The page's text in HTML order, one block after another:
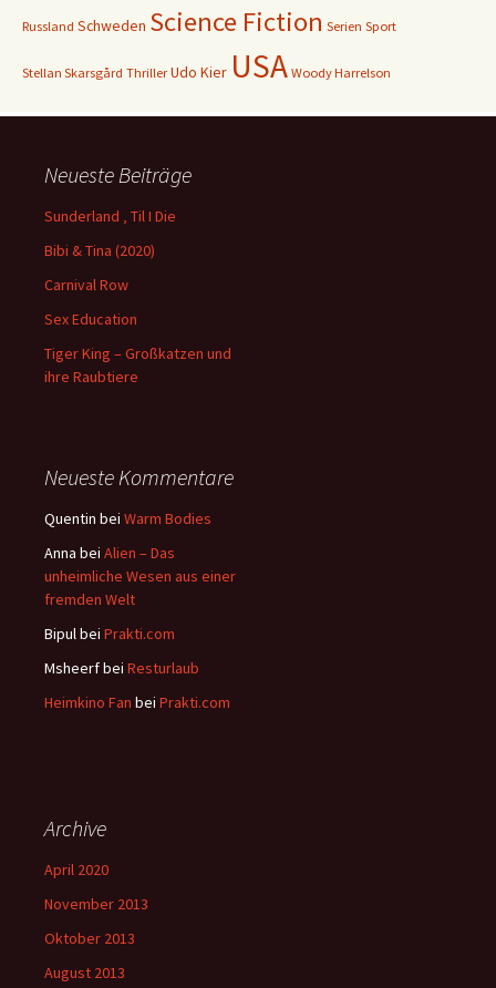
Russland Schweden Science Fiction Serien Sport
Stellan Skarsgård Thriller Udo Kier USA Woody Harrelson
Neueste Beiträge
Sunderland ‚ Til I Die
Bibi & Tina (2020)
Carnival Row
Sex Education
Tiger King – Großkatzen und
ihre Raubtiere
Neueste Kommentare
Quentin bei Warm Bodies
Anna bei Alien – Das
unheimliche Wesen aus einer
fremden Welt
Bipulbei Prakti.com
Msheerfbei Resturlaub
Heimkino Fan bei Prakti.com
Archive
April 2020
November 2013
Oktober 2013
August 2013